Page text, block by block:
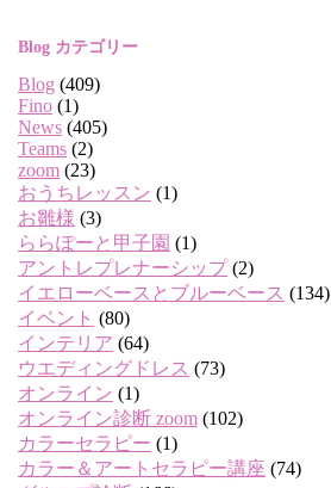
Blog カテゴリー
Blog (409)
Fino (1)
News (405)
Teams (2)
zoom (23)
おうちレッスン (1)
お雛様 (3)
ららぽーと甲子園 (1)
アントレプレナーシップ (2)
イエローベースとブルーベース (134)
イベント (80)
インテリア (64)
ウエディングドレス (73)
オンライン (1)
オンライン診断 zoom (102)
カラーセラピー (1)
カラー＆アートセラピー講座 (74)